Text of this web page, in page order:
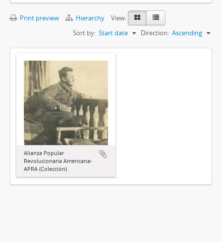
Print preview Hierarchy
View:
Sort by: Start date Direction: Ascending
Alianza Popular
Revolucionaria Americana-
APRA (Colección)